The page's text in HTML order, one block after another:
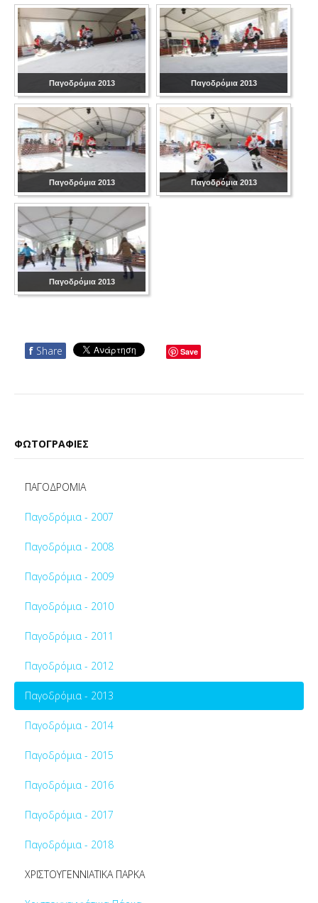
Παγοδρόμια 2013 Παγοδρόμια 2013
Παγοδρόμια 2013 Παγοδρόμια 2013
Παγοδρόμια 2013
f Share Save
ΦΩΤΟΓΡΑΦΙΕΣ
ΠΑΓΟΔΡΟΜΙΑ
Παγοδρόμια - 2007
Παγοδρόμια - 2008
Παγοδρόμια - 2009
Παγοδρόμια - 2010
Παγοδρόμια - 2011
Παγοδρόμια - 2012
Παγοδρόμια - 2013
Παγοδρόμια - 2014
Παγοδρόμια - 2015
Παγοδρόμια - 2016
Παγοδρόμια - 2017
Παγοδρόμια - 2018
ΧΡΙΣΤΟΥΓΕΝΝΙΑΤΙΚΑ ΠΑΡΚΑ